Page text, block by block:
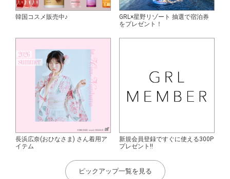
韓国コスメ販売中♪
GRL×星野リゾート 抽選で宿泊券
をプレゼント！
長浜広奈(おひなさま) さん着用ア
イテム
新規会員登録ですぐに使える300P
プレゼント!!
ピックアップ一覧を見る